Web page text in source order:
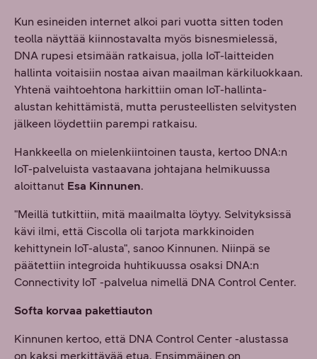
Kun esineiden internet alkoi pari vuotta sitten toden
teolla näyttää kiinnostavalta myös bisnesmielessä,
DNA rupesi etsimään ratkaisua, jolla IoT-laitteiden
hallinta voitaisiin nostaa aivan maailman kärkiluokkaan.
Yhtenä vaihtoehtona harkittiin oman IoT-hallinta-
alustan kehittämistä, mutta perusteellisten selvitysten
jälkeen löydettiin parempi ratkaisu.
Hankkeella on mielenkiintoinen tausta, kertoo DNA:n
IoT-palveluista vastaavana johtajana helmikuussa
aloittanut Esa Kinnunen.
"Meillä tutkittiin, mitä maailmalta löytyy. Selvityksissä
kävi ilmi, että Ciscolla oli tarjota markkinoiden
kehittynein IoT-alusta", sanoo Kinnunen. Niinpä se
päätettiin integroida huhtikuussa osaksi DNA:n
Connectivity IoT -palvelua nimellä DNA Control Center.
Softa korvaa pakettiauton
Kinnunen kertoo, että DNA Control Center -alustassa
on kaksi merkittävää etua. Ensimmäinen on